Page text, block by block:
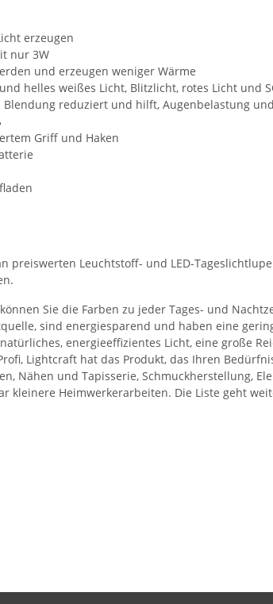
erzeugen
nur 3W
und erzeugen weniger Wärme
helles weißes Licht, Blitzlicht, rotes Licht und
Blendung reduziert und hilft, Augenbelastung
Griff und Haken
preiswerten Leuchtstoff- und LED-
Sie die Farben zu jeder Tages- und
sind energiesparend und haben eine
energieeffizientes Licht, eine große
Lightcraft hat das Produkt, das Ihren
Nähen und Tapisserie, Schmuckherstellung,
kleinere Heimwerkerarbeiten. Die Liste geht